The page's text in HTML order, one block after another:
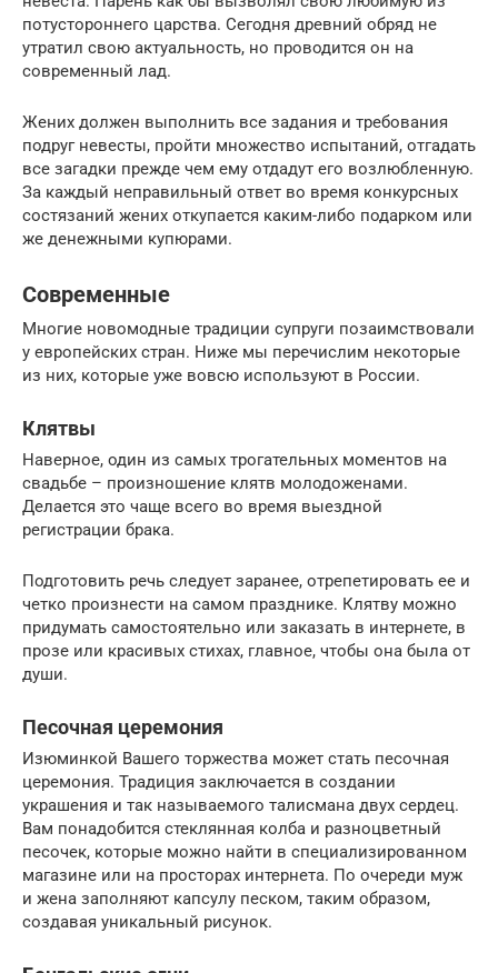
потустороннего царства. Сегодня древний обряд не
утратил свою актуальность, но проводится он на
современный лад.
Жених должен выполнить все задания и требования
подруг невесты, пройти множество испытаний, отгадать
все загадки прежде чем ему отдадут его возлюбленную.
За каждый неправильный ответ во время конкурсных
состязаний жених откупается каким-либо подарком или
же денежными купюрами.
Современные
Многие новомодные традиции супруги позаимствовали
у европейских стран. Ниже мы перечислим некоторые
из них, которые уже вовсю используют в России.
Клятвы
Наверное, один из самых трогательных моментов на
свадьбе – произношение клятв молодоженами.
Делается это чаще всего во время выездной
регистрации брака.
Подготовить речь следует заранее, отрепетировать ее и
четко произнести на самом празднике. Клятву можно
придумать самостоятельно или заказать в интернете, в
прозе или красивых стихах, главное, чтобы она была от
души.
Песочная церемония
Изюминкой Вашего торжества может стать песочная
церемония. Традиция заключается в создании
украшения и так называемого талисмана двух сердец.
Вам понадобится стеклянная колба и разноцветный
песочек, которые можно найти в специализированном
магазине или на просторах интернета. По очереди муж
и жена заполняют капсулу песком, таким образом,
создавая уникальный рисунок.